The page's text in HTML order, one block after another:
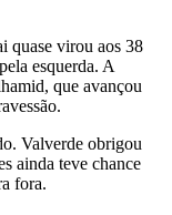
quase virou aos 38
esquerda. A
que avançou
Valverde obrigou
ainda teve chance
fora.